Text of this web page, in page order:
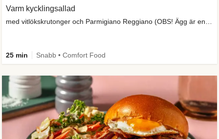
Varm kycklingsallad
25 min Snabb • Comfort Food